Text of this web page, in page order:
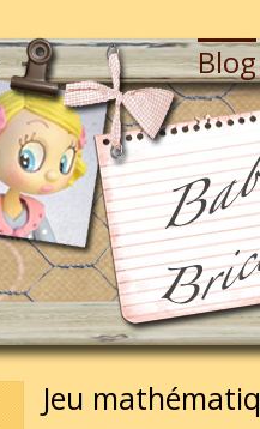
Blog
Jeu